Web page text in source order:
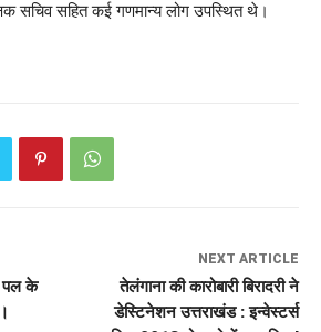
सचिव सहित कई गणमान्य लोग उपस्थित थे।
पल के
NEXT ARTICLE
तेलंगाना की कारोबारी बिरादरी ने
डेस्टिनेशन उत्तराखंड : इन्वेस्टर्स